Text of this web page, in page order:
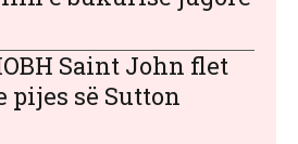
Saint John flet
pijes së Sutton